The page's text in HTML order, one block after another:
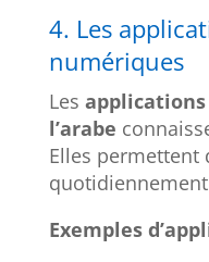
4. Les
numériques
Les applications
l’arabe
Elles permettent
Exemples